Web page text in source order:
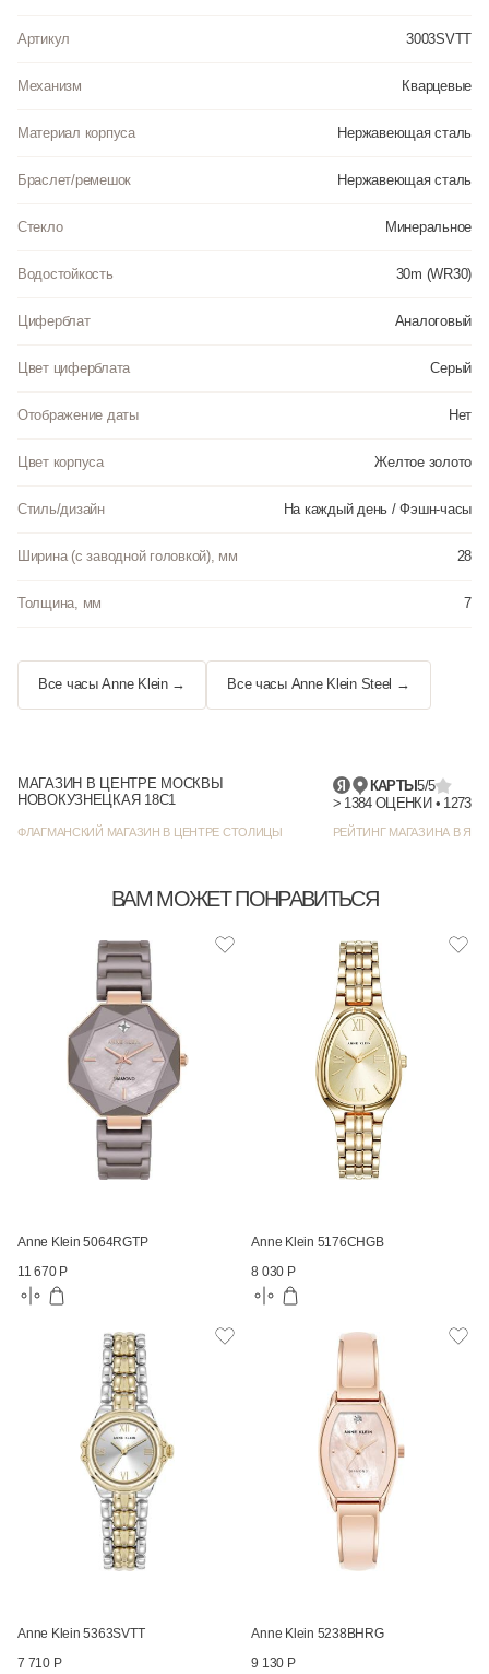
Артикул 3003SVTT
Механизм Кварцевые
Материал корпуса Нержавеющая сталь
Браслет/ремешок Нержавеющая сталь
Стекло Минеральное
Водостойкость 30m (WR30)
Циферблат Аналоговый
Цвет циферблата Серый
Отображение даты Нет
Цвет корпуса Желтое золото
Стиль/дизайн На каждый день / Фэшн-часы
Ширина (с заводной головкой), мм 28
Толщина, мм 7
Все часы Anne Klein → Все часы Anne Klein Steel →
МАГАЗИН В ЦЕНТРЕ МОСКВЫ
НОВОКУЗНЕЦКАЯ 18С1
ФЛАГМАНСКИЙ МАГАЗИН В ЦЕНТРЕ СТОЛИЦЫ
КАРТЫ5/5
РЕЙТИНГ МАГАЗИНА В
ВАМ МОЖЕТ ПОНРАВИТЬСЯ
Anne Klein 5064RGTP
11 670 Р
Anne Klein 5176CHGB
8 030 Р
Anne Klein 5363SVTT
7 710 Р
Anne Klein 5238BHRG
9 130 Р